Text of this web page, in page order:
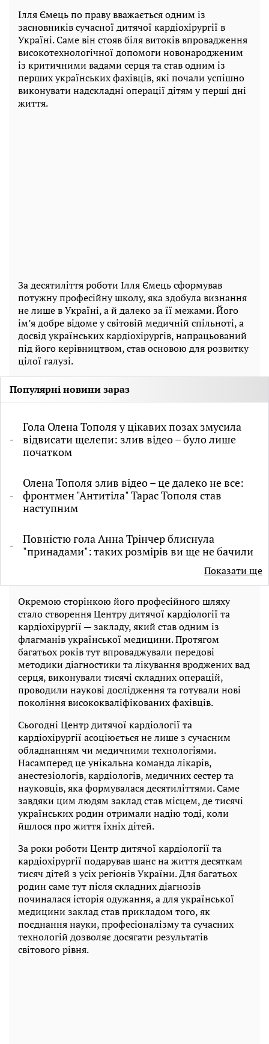
Ілля Ємець по праву вважається одним із
засновників сучасної дитячої кардіохірургії в
Україні. Саме він стояв біля витоків впровадження
високотехнологічної допомоги новонародженим
із критичними вадами серця та став одним із
перших українських фахівців, які почали успішно
виконувати надскладні операції дітям у перші дні
життя.
За десятиліття роботи Ілля Ємець сформував
потужну професійну школу, яка здобула визнання
не лише в Україні, а й далеко за її межами. Його
ім’я добре відоме у світовій медичній спільноті, а
досвід українських кардіохірургів, напрацьований
під його керівництвом, став основою для розвитку
цілої галузі.
Популярні новини зараз
Гола Олена Тополя у цікавих позах змусила
відвисати щелепи: злив відео – було лише
початком
Олена Тополя злив відео – це далеко не все:
фронтмен "Антитіла" Тарас Тополя став
наступним
Повністю гола Анна Трінчер блиснула
"принадами": таких розмірів ви ще не бачили
Показати ще
Окремою сторінкою його професійного шляху
стало створення Центру дитячої кардіології та
кардіохірургії — закладу, який став одним із
флагманів української медицини. Протягом
багатьох років тут впроваджували передові
методики діагностики та лікування вроджених вад
серця, виконували тисячі складних операцій,
проводили наукові дослідження та готували нові
покоління висококваліфікованих фахівців.
Сьогодні Центр дитячої кардіології та
кардіохірургії асоціюється не лише з сучасним
обладнанням чи медичними технологіями.
Насамперед це унікальна команда лікарів,
анестезіологів, кардіологів, медичних сестер та
науковців, яка формувалася десятиліттями. Саме
завдяки цим людям заклад став місцем, де тисячі
українських родин отримали надію тоді, коли
йшлося про життя їхніх дітей.
За роки роботи Центр дитячої кардіології та
кардіохірургії подарував шанс на життя десяткам
тисяч дітей з усіх регіонів України. Для багатьох
родин саме тут після складних діагнозів
починалася історія одужання, а для української
медицини заклад став прикладом того, як
поєднання науки, професіоналізму та сучасних
технологій дозволяє досягати результатів
світового рівня.